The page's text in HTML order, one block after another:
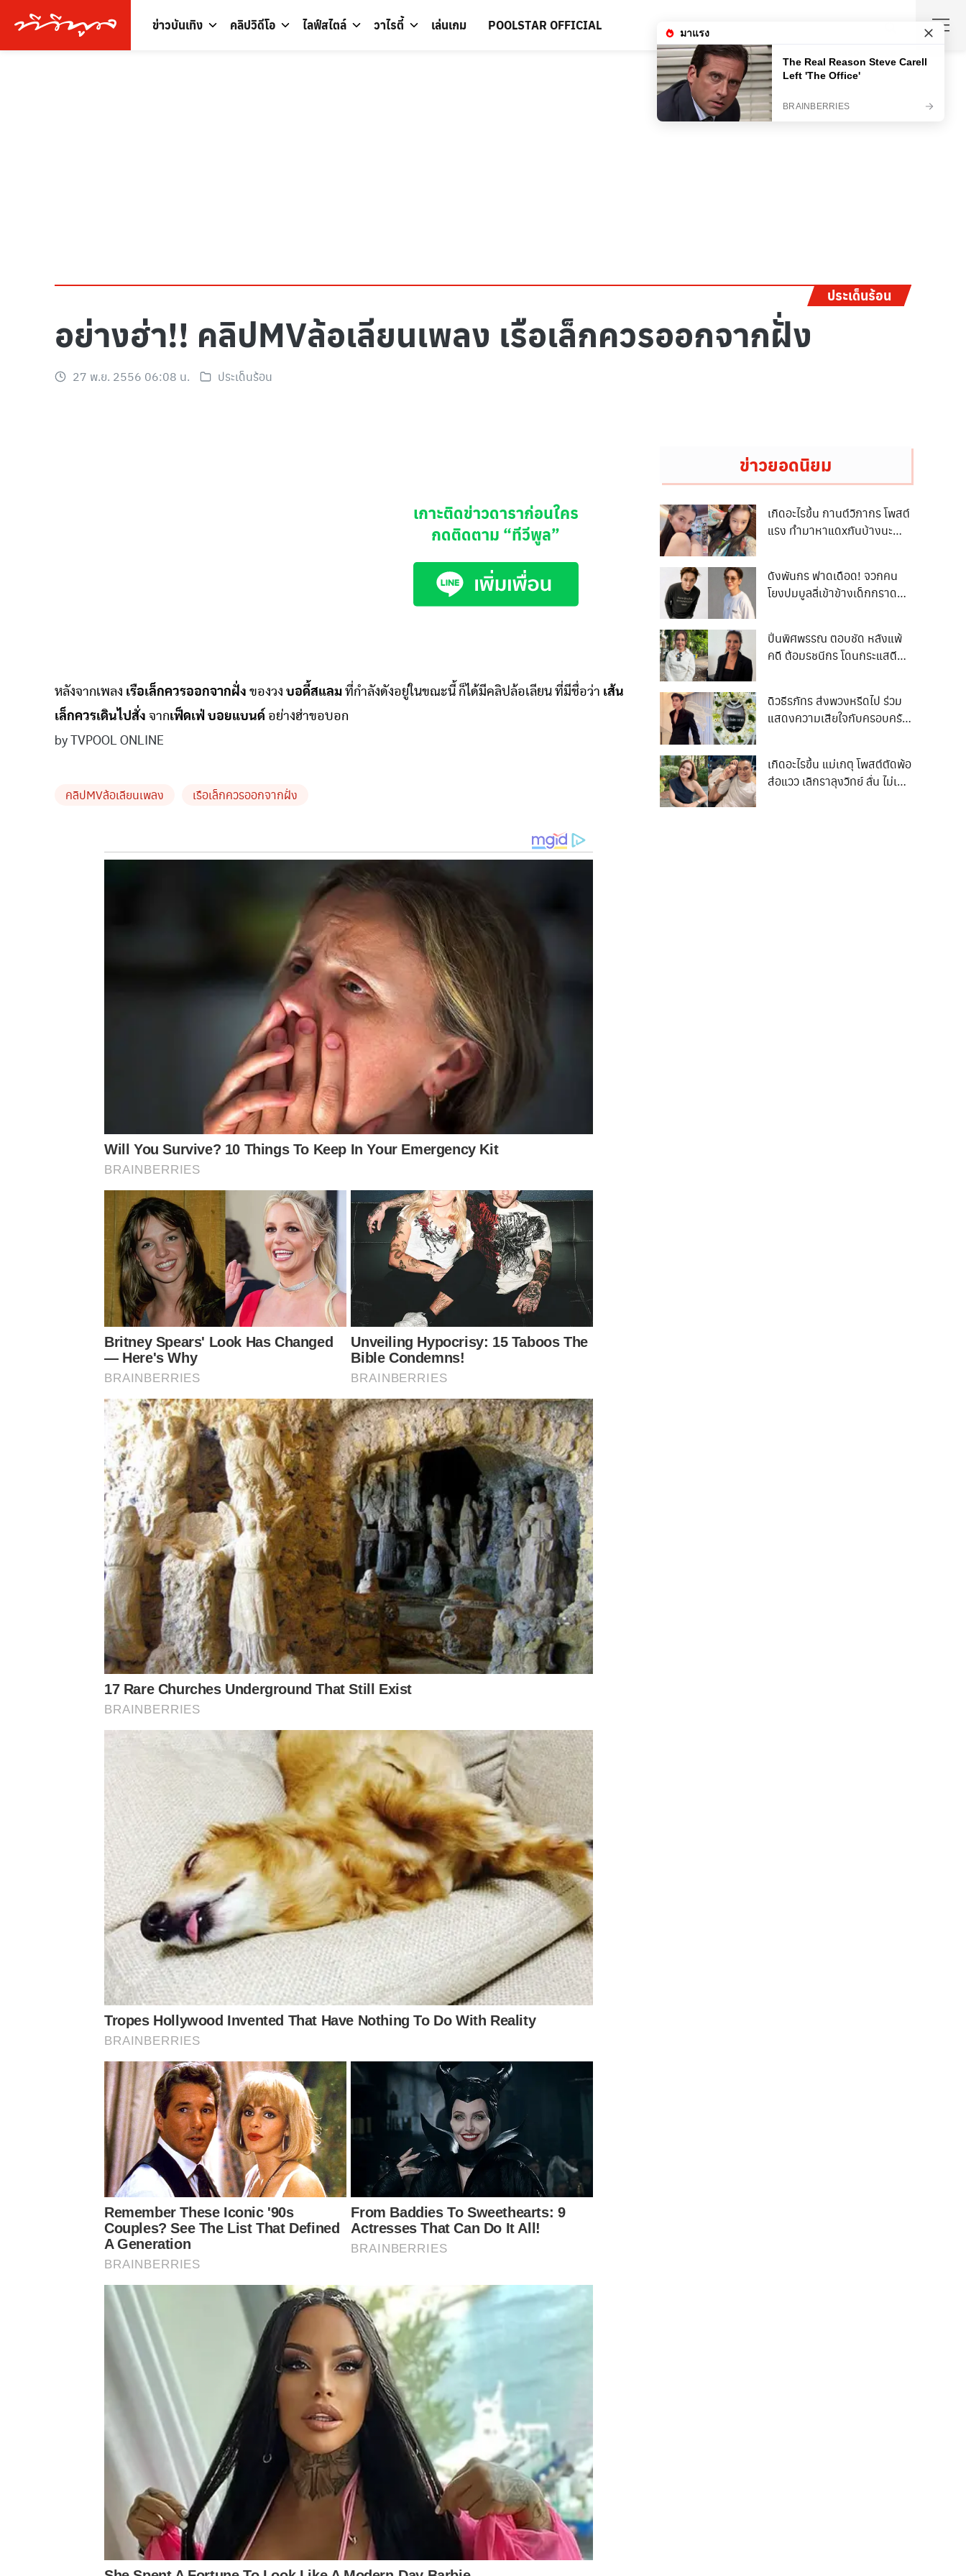
ข่าวบันเทิง คลิปวิดีโอ ไลฟ์สไตล์ วาไรตี้ เล่นเกม POOLSTAR OFFICIAL
ประเด็นร้อน
อย่างฮ่า!! คลิปMVล้อเลียนเพลง เรือเล็กควรออกจากฝั่ง
27 พ.ย. 2556 06:08 น. ประเด็นร้อน
เกาะติดข่าวดาราก่อนใคร
กดติดตาม “ทีวีพูล”
หลังจากเพลง เรือเล็กควรออกจากฝั่ง ของวง บอดี้สแลม ที่กำลังดังอยู่ในขณะนี้ ก็ได้มีคลิปล้อเลียน ที่มีชื่อว่า เส้น
เล็กควรเดินไปสั่ง จากเฟ็ดเฟ่ บอยแบนด์ อย่างฮ่าขอบอก
by TVPOOL ONLINE
คลิปMVล้อเลียนเพลง เรือเล็กควรออกจากฝั่ง
Will You Survive? 10 Things To Keep In Your Emergency Kit
BRAINBERRIES
Britney Spears' Look Has Changed
— Here's Why
BRAINBERRIES
Unveiling Hypocrisy: 15 Taboos The
Bible Condemns!
BRAINBERRIES
17 Rare Churches Underground That Still Exist
BRAINBERRIES
Tropes Hollywood Invented That Have Nothing To Do With Reality
BRAINBERRIES
Remember These Iconic '90s
Couples? See The List That Defined
A Generation
BRAINBERRIES
From Baddies To Sweethearts: 9
Actresses That Can Do It All!
BRAINBERRIES
ข่าวยอดนิยม
เกิดอะไรขึ้น กานต์วิภากร โพสต์
แรง ทำมาหาแดxกันบ้างนะ
เหอะอย่าหวังแม้เศษเงินจาก
พวกกู
ดังพันกร ฟาดเดือด! จวกคน
โยงปมบูลลี่เข้าข้างเด็กกราดยิง
ปิ่นพิศพรรณ ตอบชัด หลังแพ้
คดี ต้อมรชนีกร โดนกระแสตี
ดิวธีรภัทร ส่งพวงหรีดไป ร่วม
แสดงความเสียใจกับครอบครัว
เทอไม่มีประโยชน์ จนเกิดดราม่า
เบาๆ
เกิดอะไรขึ้น แม่เกตุ โพสต์ตัดพ้อ
ส่อแวว เลิกราลุงวิทย์ ลั่น ไม่เคย